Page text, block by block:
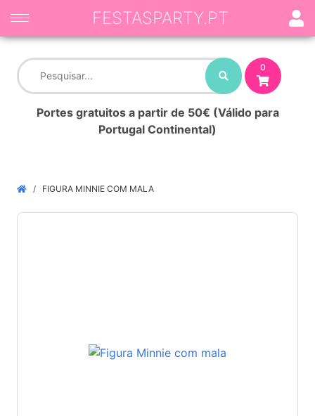
0
Portes gratuitos a partir de 50€ (Válido para
Portugal Continental)
FESTASPARTY.PT
FIGURA MINNIE COM MALA